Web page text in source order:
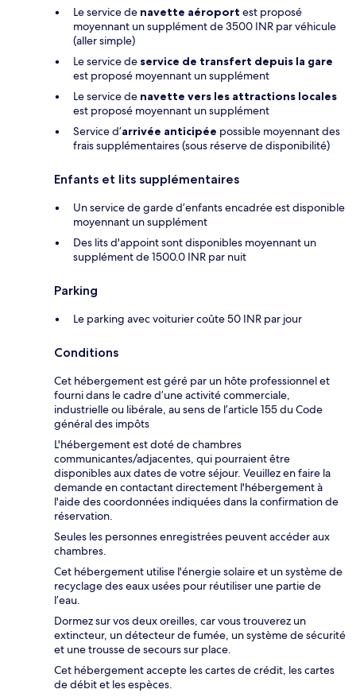
Le service de navette aéroport est proposé
moyennant un supplément de 3500 INR par véhicule
(aller simple)
Le service de service de transfert depuis la gare
est proposé moyennant un supplément
Le service de navette vers les attractions locales
est proposé moyennant un supplément
Service d’arrivée anticipée possible moyennant des
frais supplémentaires (sous réserve de disponibilité)
Enfants et lits supplémentaires
Un service de garde d’enfants encadrée est disponible
moyennant un supplément
Des lits d'appoint sont disponibles moyennant un
supplément de 1500.0 INR par nuit
Parking
Le parking avec voiturier coûte 50 INR par jour
Conditions
Cet hébergement est géré par un hôte professionnel et
fourni dans le cadre d’une activité commerciale,
industrielle ou libérale, au sens de l’article 155 du Code
général des impôts
L'hébergement est doté de chambres
communicantes/adjacentes, qui pourraient être
disponibles aux dates de votre séjour. Veuillez en faire la
demande en contactant directement l'hébergement à
l'aide des coordonnées indiquées dans la confirmation de
réservation.
Seules les personnes enregistrées peuvent accéder aux
chambres.
Cet hébergement utilise l'énergie solaire et un système de
recyclage des eaux usées pour réutiliser une partie de
l’eau.
Dormez sur vos deux oreilles, car vous trouverez un
extincteur, un détecteur de fumée, un système de sécurité
et une trousse de secours sur place.
Cet hébergement accepte les cartes de crédit, les cartes
de débit et les espèces.